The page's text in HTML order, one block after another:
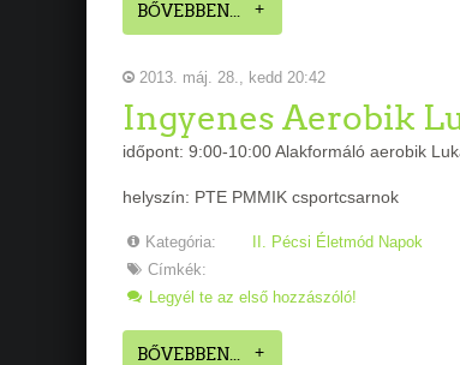
BŐVEBBEN...
2013. máj. 28., kedd 20:42
Ingyenes Aerobik
időpont: 9:00-10:00 Alakformáló aerobik
helyszín: PTE PMMIK csportcsarnok
Kategória:
II. Pécsi Életmód Napok
Címkék:
Legyél te az első hozzászóló!
BŐVEBBEN...